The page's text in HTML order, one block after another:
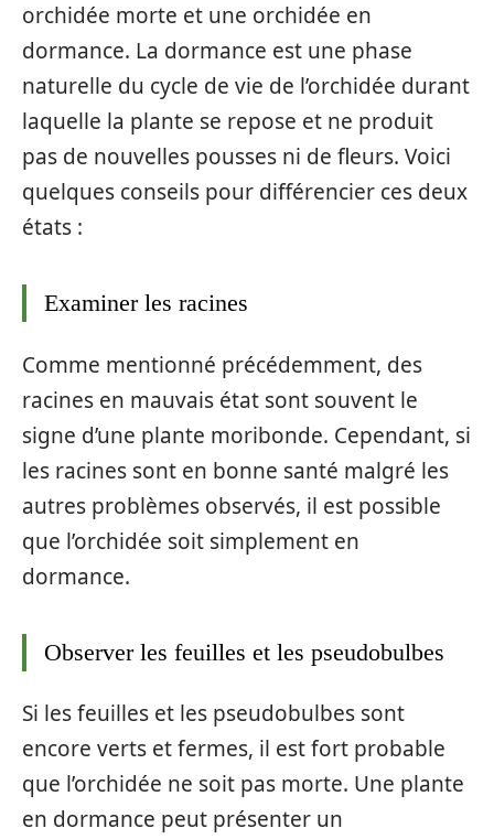
orchidée morte et une orchidée en
dormance. La dormance est une phase
naturelle du cycle de vie de l’orchidée durant
laquelle la plante se repose et ne produit
pas de nouvelles pousses ni de fleurs. Voici
quelques conseils pour différencier ces deux
états :
Examiner les racines
Comme mentionné précédemment, des
racines en mauvais état sont souvent le
signe d’une plante moribonde. Cependant, si
les racines sont en bonne santé malgré les
autres problèmes observés, il est possible
que l’orchidée soit simplement en
dormance.
Observer les feuilles et les pseudobulbes
Si les feuilles et les pseudobulbes sont
encore verts et fermes, il est fort probable
que l’orchidée ne soit pas morte. Une plante
en dormance peut présenter un